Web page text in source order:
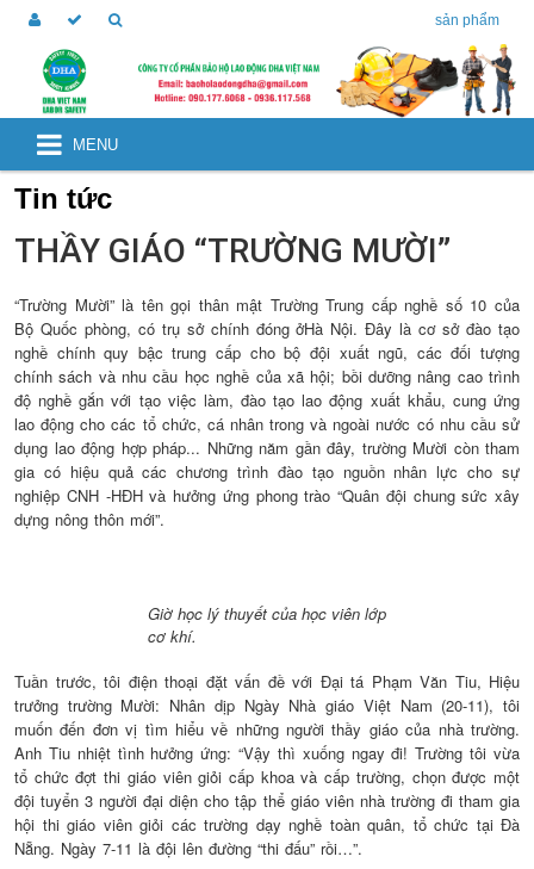
sản phẩm
MENU
Tin tức
THẦY GIÁO “TRƯỜNG MƯỜI”
“Trường Mười” là tên gọi thân mật Trường Trung cấp nghề số 10 của
Bộ Quốc phòng, có trụ sở chính đóng ởHà Nội. Đây là cơ sở đào tạo
nghề chính quy bậc trung cấp cho bộ đội xuất ngũ, các đối tượng
chính sách và nhu cầu học nghề của xã hội; bồi dưỡng nâng cao trình
độ nghề gắn với tạo việc làm, đào tạo lao động xuất khẩu, cung ứng
lao động cho các tổ chức, cá nhân trong và ngoài nước có nhu cầu sử
dụng lao động hợp pháp... Những năm gần đây, trường Mười còn tham
gia có hiệu quả các chương trình đào tạo nguồn nhân lực cho sự
nghiệp CNH -HĐH và hưởng ứng phong trào “Quân đội chung sức xây
dựng nông thôn mới”.
Giờ học lý thuyết của học viên lớp
cơ khí.
Tuần trước, tôi điện thoại đặt vấn đề với Đại tá Phạm Văn Tiu, Hiệu
trưởng trường Mười: Nhân dịp Ngày Nhà giáo Việt Nam (20-11), tôi
muốn đến đơn vị tìm hiểu về những người thầy giáo của nhà trường.
Anh Tiu nhiệt tình hưởng ứng: “Vậy thì xuống ngay đi! Trường tôi vừa
tổ chức đợt thi giáo viên giỏi cấp khoa và cấp trường, chọn được một
đội tuyển 3 người đại diện cho tập thể giáo viên nhà trường đi tham gia
hội thi giáo viên giỏi các trường dạy nghề toàn quân, tổ chức tại Đà
Nẵng. Ngày 7-11 là đội lên đường “thi đấu” rồi…”.